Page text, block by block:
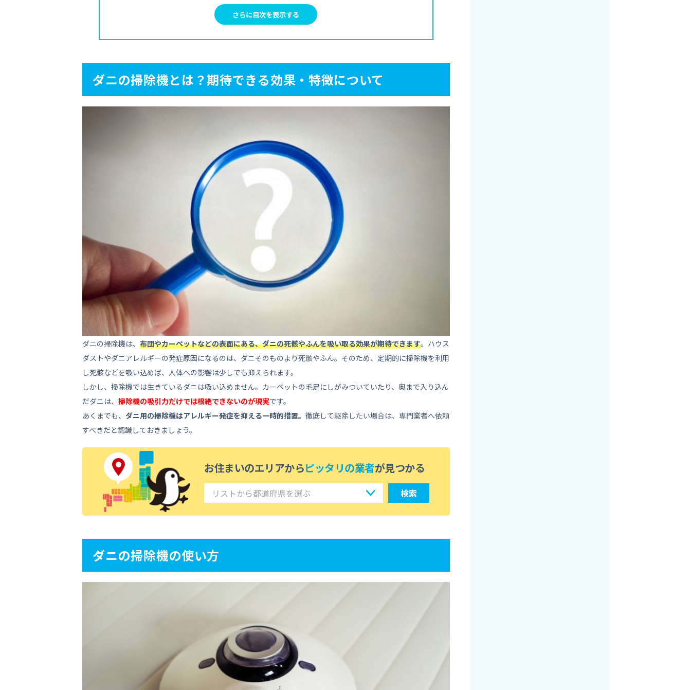
4.1おすすめ掃除機①アイリスオーヤマ 「FCA-A3（サイクロン式）」
4.3おすすめ掃除機③ シャーク「EVOPOWER W20 WV250J-WH（紙パックレス式）」
ダニの掃除機で効果的に吸い取る3つのコツ
部屋を暗くして掃除機をかける
ゆっくりと時間をかけて吸い取る
布団やカーペットは両面を吸い取る
ダニの掃除機と併せて知りたい【ダニ対策4選】
しっかり日干しする
布団乾燥機を使う
6.3スチームアイロンを使う
6.4ダニ駆除業者に依頼する
7 ダニ対策の業者探しはセーフリーで
さらに目次を表示する
ダニの掃除機とは？期待できる効果・特徴について
ダニの掃除機は、 布団やカーペットなどの表面にある、ダニの死骸やふんを吸い取る効果が期待できます。ハウス
ダストやダニアレルギーの発症原因になるのは、ダニそのものより死骸やふん。そのため、定期的に掃除機を利用
し死骸などを吸い込めば、人体への影響は少しでも抑えられます。
しかし、掃除機では生きているダニは吸い込めません。カーペットの毛足にしがみついていたり、奥まで入り込ん
だダニは、 掃除機の吸引力だけでは根絶できないのが現実です。
あくまでも、 ダニ用の掃除機はアレルギー発症を抑える一時的措置。 徹底して駆除したい場合は、専門業者へ依頼
すべきだと認識しておきましょう。
お住まいのエリアからピッタリの業者が見つかる
検索
ダニの掃除機の使い方